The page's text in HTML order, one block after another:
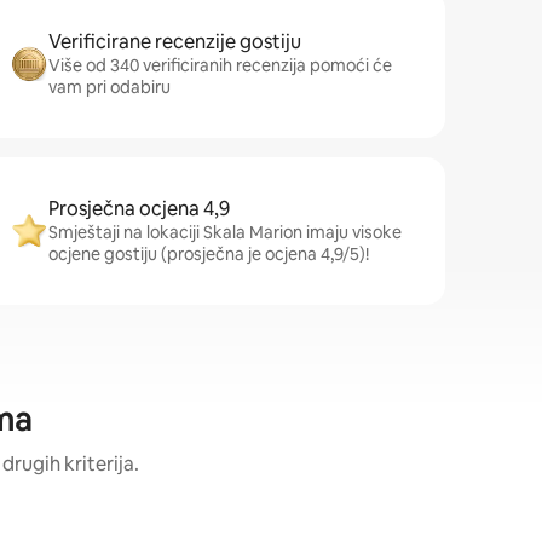
Verificirane recenzije gostiju
Više od 340 verificiranih recenzija pomoći će
vam pri odabiru
Prosječna ocjena 4,9
Smještaji na lokaciji Skala Marion imaju visoke
ocjene gostiju (prosječna je ocjena 4,9/5)!
drugih kriterija.